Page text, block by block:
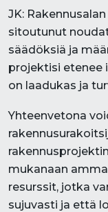
JK:
sitoutunut
säädöksiä ja
projektisi etenee
on laadukas ja
Yhteenvetona
mukanaan
resurssit, jotka
sujuvasti ja että